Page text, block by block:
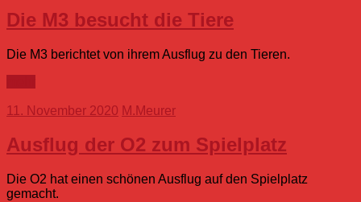
Die M3 besucht die Tiere
Die M3 berichtet von ihrem Ausflug zu den Tieren.
11. November 2020 M.Meurer
Ausflug der O2 zum Spielplatz
Die O2 hat einen schönen Ausflug auf den Spielplatz
gemacht.